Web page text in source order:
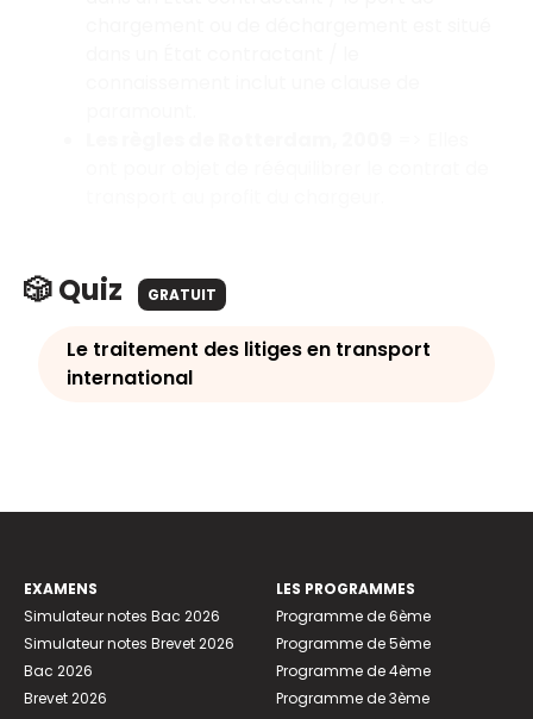
🎲 Quiz GRATUIT
Le traitement des litiges en transport
international
EXAMENS
Simulateur notes Bac 2026
Simulateur notes Brevet 2026
Bac 2026
Brevet 2026
LES PROGRAMMES
Programme de 6ème
Programme de 5ème
Programme de 4ème
Programme de 3ème